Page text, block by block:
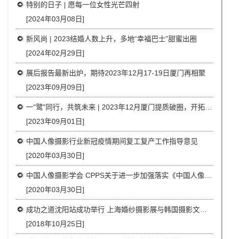
特别的日子 | 愿每一位女性光芒四射
[2024年03月08日]
新风尚 | 2023结婚人数上升，多地“幸福巴士”甜蜜出圈
[2024年02月29日]
展后报告最新出炉，期待2023年12月17-19日厦门再相聚
[2023年09月09日]
一"鹭"同行，共筑未来 | 2023年12月厦门提质破圈，开拓新局！
[2023年09月01日]
中国人像摄影行业新冠疫情期间复工复产工作指导意见
[2020年03月30日]
中国人像摄影学会 CPPS关于进一步加强落实《中国人像摄影行业在新型冠状病毒流行期间经营服务防控指南》的通知
[2020年03月30日]
成功之道沈阳站成功举行 上海婚纱摄影展与韩国摄影文化交流协会达成合作共识
[2018年10月25日]